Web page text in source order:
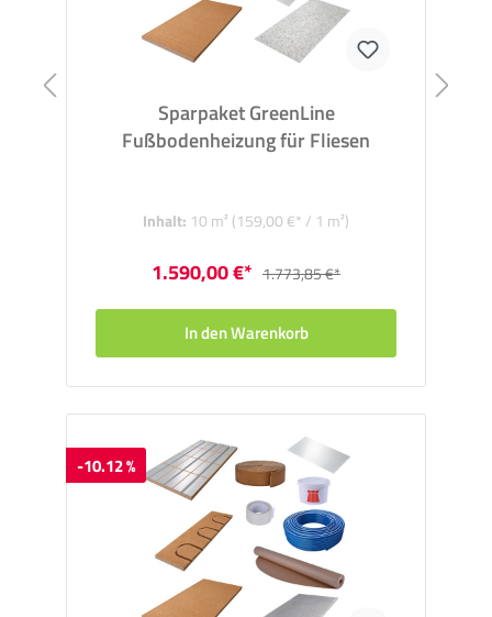
Sparpaket GreenLine
Fußbodenheizung für Fliesen
Inhalt: 10 m² (159,00 €* / 1 m²)
1.590,00 €* 1.773,85 €*
In den Warenkorb
-10.12 %